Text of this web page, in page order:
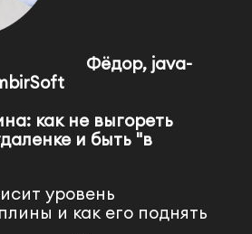
Фёдор, java-
как не выгореть
и быть "в
уровень
и как его поднять